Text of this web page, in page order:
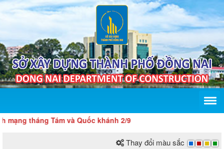
Tám và Quốc khánh 2/9
Thay đổi màu sắc